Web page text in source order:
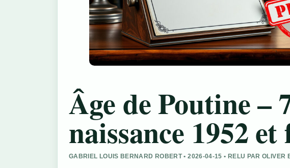
Âge de Poutine –
naissance 1952
GABRIEL LOUIS BERNARD ROBERT • 2026-04-15 • RELU PAR OLIVER